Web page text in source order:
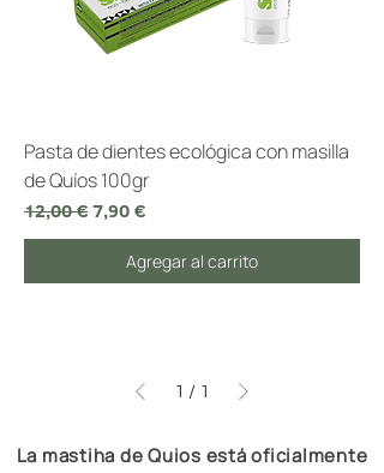
Pasta de dientes ecológica con masilla
de Quíos 100gr
Precio
12,00 €Precio de oferta
7,90 €
Agregar al carrito
1 / 1
La mastiha de Quios está oficialmente